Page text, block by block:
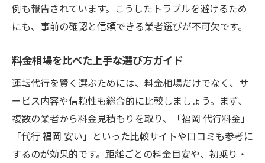
例も報告されています。こうしたトラブルを避けるため
にも、事前の確認と信頼できる業者選びが不可欠です。
料金相場を比べた上手な選び方ガイド
運転代行を賢く選ぶためには、料金相場だけでなく、サ
ービス内容や信頼性も総合的に比較しましょう。まず、
複数の業者から料金見積もりを取り、「福岡 代行料金」
「代行 福岡 安い」といった比較サイトや口コミも参考に
するのが効果的です。距離ごとの料金目安や、初乗り・